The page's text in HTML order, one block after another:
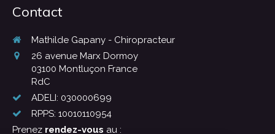
Contact
Mathilde Gapany - Chiropracteur
26 avenue Marx Dormoy
03100 Montluçon France
RdC
ADELI: 030000699
RPPS: 10010110954
Prenez rendez-vous au :